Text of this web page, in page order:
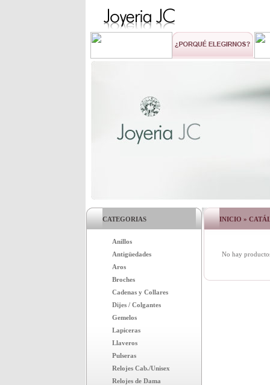
CATEGORIAS
Anillos
Antigüedades
Aros
Broches
Cadenas y Collares
Dijes / Colgantes
Gemelos
Lapiceras
Llaveros
Pulseras
Relojes Cab./Unisex
Relojes de Dama
INICIO »
No hay